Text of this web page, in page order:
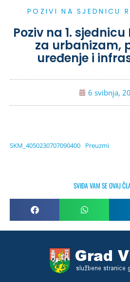
POZIVI NA SJEDNICU
Poziv na 1.
za urbanizam,
uređenje i
6 svibnja,
SKM_4050230707090400 Preuzmi
SVIĐA VAM SE OVAJ